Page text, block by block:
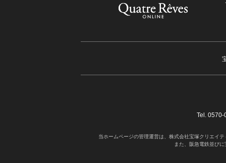
Tel.
当ホームページの管理運営は、株式会社宝塚クリエイ
また、阪急電鉄並び